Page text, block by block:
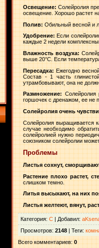
Освещение: Солейролия
освещение. Хорошо растет
Полив: Обильный весной и
Удобрение: Если
каждые 2 недели
Влажность воздуха:
выше 20°C. Если
Пересадка: Ежегодно
Состав - 1 часть
утрамбовывают, она не
Размножение: Солейролия
горшочек с дренажом, ее не
Солейролия очень
Солейролия выращивается
случае необходимо
солейролией нужно
союзником солейролии
Проблемы
Листья сохнут,
Растение плохо растет,
слишком темно.
Литья высыхают, на них
Листья желтеют, вянут,
Категория: С | Добавил:
Просмотров: 2148 | Теги:
Всего комментариев: 0